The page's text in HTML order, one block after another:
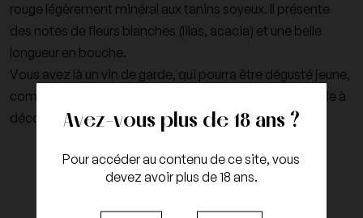
Avez-vous plus de 18 ans ?
Pour accéder au contenu de ce site, vous
devez avoir plus de 18 ans.
rouge légèrement minéral aux tanins soyeux. Il présente
des notes de fleurs blanches (lilas, acacia) et une belle
longueur en bouche.
Vous avez là un vin de garde, qui pourra être dégusté jeune,
comme dans plusieurs années. C’est une réelle merveille à
découvrir.